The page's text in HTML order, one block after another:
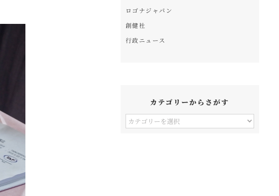
ロゴナジャパン
創健社
行政ニュース
カテゴリーからさがす
カ